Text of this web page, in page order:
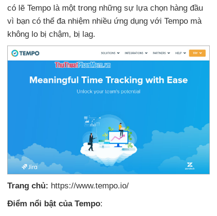
có lẽ Tempo là một trong những sự lựa chọn hàng đầu
vì bạn có thể đa nhiệm nhiều ứng dụng với Tempo mà
không lo bị chậm, bị lag.
Trang chủ: https://www.tempo.io/
Điểm nổi bật của Tempo: